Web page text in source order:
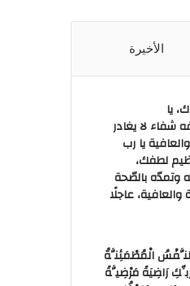
الأخيرة
يا
شفاء لا يغادر
يا رب
لطفك،
وتمدّه بالصّحة
عاجلًا
الْمُطْمَئِنَّةُ
رَاضِيَةً مَرْضِيَّةً